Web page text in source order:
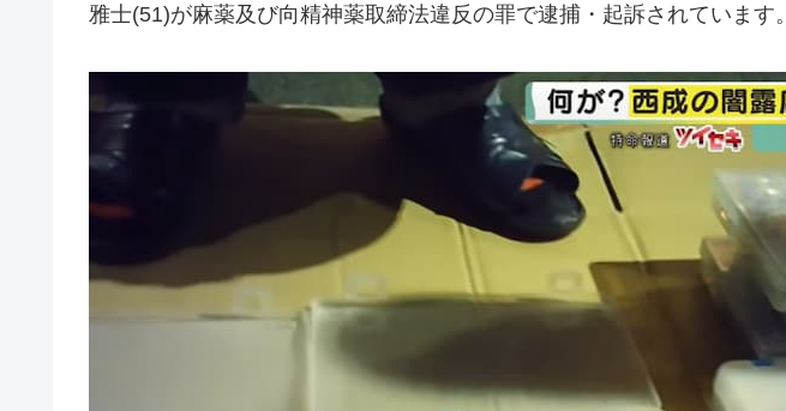
雅士(51)が麻薬及び向精神薬取締法違反の罪で逮捕・起訴されています。